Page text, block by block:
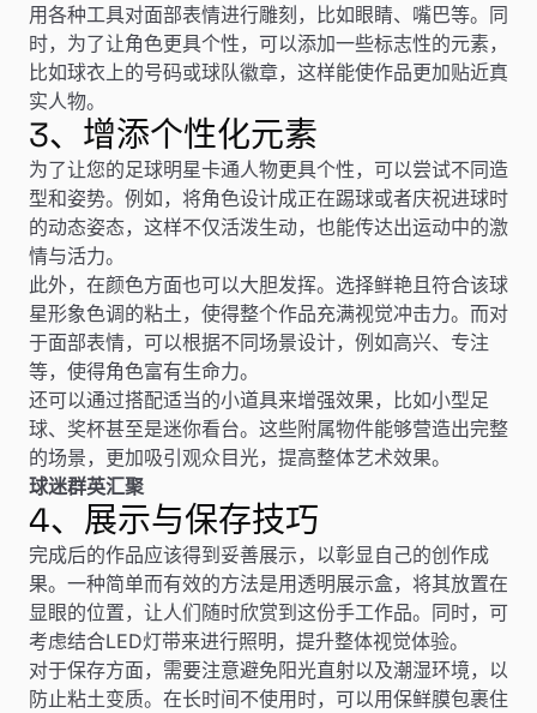
用各种工具对面部表情进行雕刻，比如眼睛、嘴巴等。同
时，为了让角色更具个性，可以添加一些标志性的元素，
比如球衣上的号码或球队徽章，这样能使作品更加贴近真
实人物。
3、增添个性化元素
为了让您的足球明星卡通人物更具个性，可以尝试不同造
型和姿势。例如，将角色设计成正在踢球或者庆祝进球时
的动态姿态，这样不仅活泼生动，也能传达出运动中的激
情与活力。
此外，在颜色方面也可以大胆发挥。选择鲜艳且符合该球
星形象色调的粘土，使得整个作品充满视觉冲击力。而对
于面部表情，可以根据不同场景设计，例如高兴、专注
等，使得角色富有生命力。
还可以通过搭配适当的小道具来增强效果，比如小型足
球、奖杯甚至是迷你看台。这些附属物件能够营造出完整
的场景，更加吸引观众目光，提高整体艺术效果。
球迷群英汇聚
4、展示与保存技巧
完成后的作品应该得到妥善展示，以彰显自己的创作成
果。一种简单而有效的方法是用透明展示盒，将其放置在
显眼的位置，让人们随时欣赏到这份手工作品。同时，可
考虑结合LED灯带来进行照明，提升整体视觉体验。
对于保存方面，需要注意避免阳光直射以及潮湿环境，以
防止粘土变质。在长时间不使用时，可以用保鲜膜包裹住